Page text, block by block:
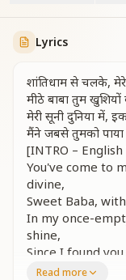
Lyrics
शांतिधाम से चलके,
मीठे बाबा तुम खुशियों
मेरी सूनी दुनिया में,
मैंने जबसे तुमको
[INTRO –
You've come to
divine,
Sweet Baba,
In my once-
shine,
Since I found
mine.
Read more